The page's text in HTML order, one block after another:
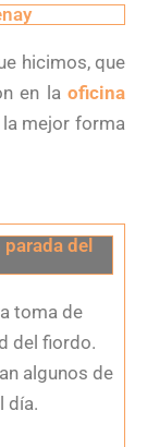
hicimos, que
en la oficina
la mejor forma
del
toma de
del fiordo.
algunos de
día.